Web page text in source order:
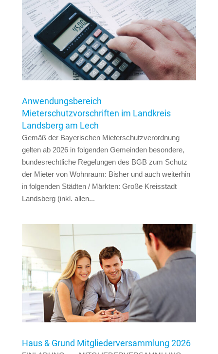
Anwendungsbereich
Mieterschutzvorschriften im Landkreis
Landsberg am Lech
Gemäß der Bayerischen Mieterschutzverordnung
gelten ab 2026 in folgenden Gemeinden besondere,
bundesrechtliche Regelungen des BGB zum Schutz
der Mieter von Wohnraum: Bisher und auch weiterhin
in folgenden Städten / Märkten: Große Kreisstadt
Landsberg (inkl. allen...
Haus & Grund Mitgliederversammlung 2026